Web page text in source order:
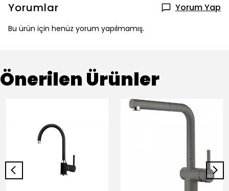
Yorumlar Yorum Yap
Bu ürün için henüz yorum yapılmamış.
Önerilen Ürünler